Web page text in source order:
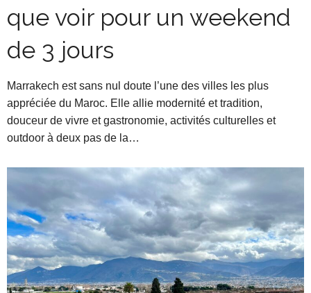
que voir pour un weekend
de 3 jours
Marrakech est sans nul doute l’une des villes les plus
appréciée du Maroc. Elle allie modernité et tradition,
douceur de vivre et gastronomie, activités culturelles et
outdoor à deux pas de la…